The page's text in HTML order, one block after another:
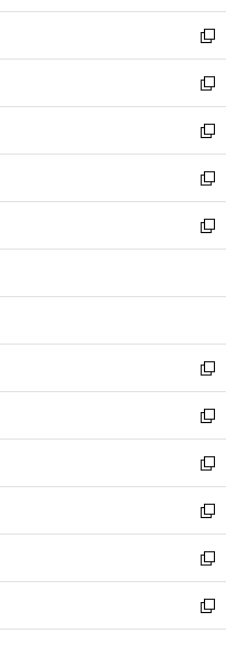
開
く
ウ
で
開
く
ン
ド
ウ
で
開
く
ウ
ィ
ン
ド
ウ
で
開
く
新
し
い
ウ
ィ
ン
ド
ウ
で
開
新
し
い
ウ
ィ
ン
ド
ウ
開
新
し
い
ウ
ィ
ン
ウ
開
く
新
し
い
ウ
ン
ウ
で
開
く
新
し
ウ
ン
ド
ウ
で
開
く
新
し
い
ウ
ィ
ン
ド
ウ
で
開
く
新
し
い
ウ
ィ
ン
ド
ウ
で
開
新
し
い
ウ
ィ
ン
ド
ウ
新
し
い
ウ
ィ
ン
新
し
い
ウ
新
し